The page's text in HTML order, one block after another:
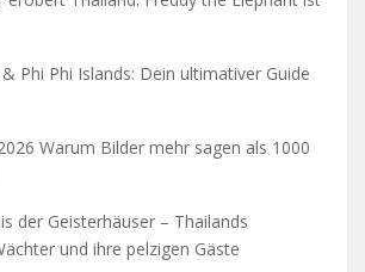
Phi Phi Islands: Dein ultimativer Guide
Warum Bilder mehr sagen als 1000
der Geisterhäuser – Thailands
und ihre pelzigen Gäste